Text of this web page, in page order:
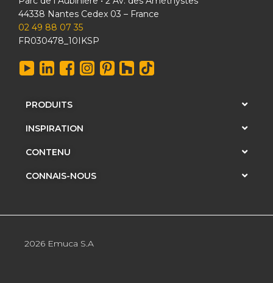
44338 Nantes Cedex 03 – France
02 49 88 07 35
FR030478_10IKSP
PRODUITS
INSPIRATION
CONTENU
CONNAIS-NOUS
2026 Emuca S.A